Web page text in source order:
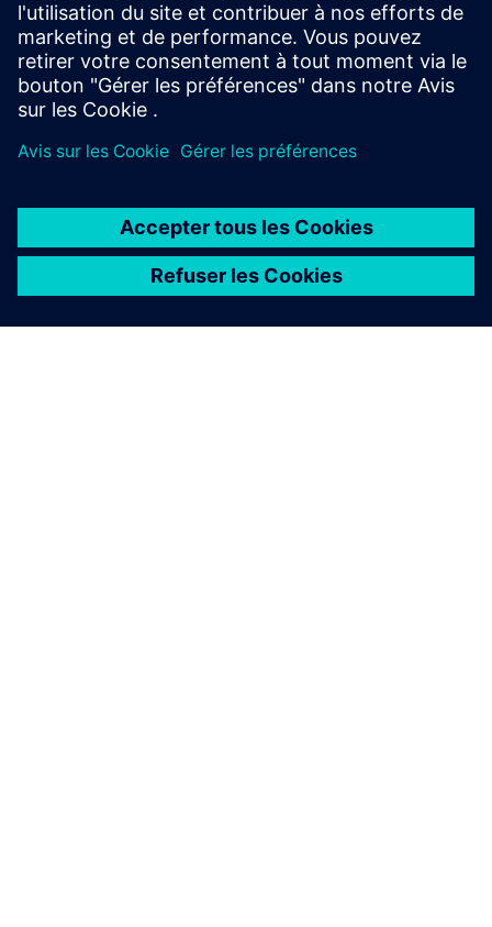
Innovator3D
Série de livres électroniques| Votre guide pour une
intégration hétérogène réussie